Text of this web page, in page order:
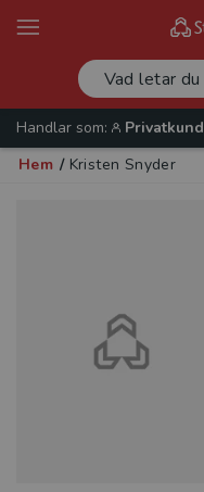
Handlar som:
Privatkund
Hem / Kristen Snyder